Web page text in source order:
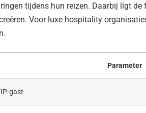
tijdens hun reizen. Daarbij ligt
Voor luxe hospitality
Parameter
gast